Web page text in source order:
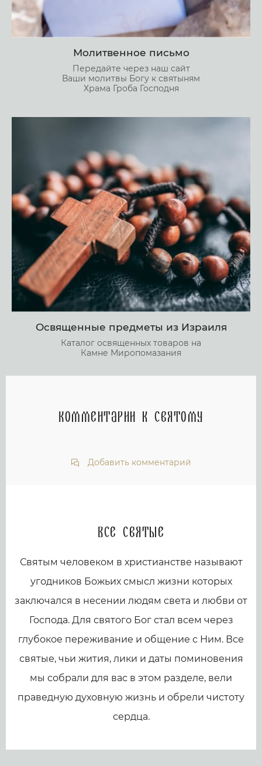
Молитвенное письмо
Передайте через наш сайт
Ваши молитвы Богу к святыням
Храма Гроба Господня
Освященные предметы из Израиля
Каталог освященных товаров на
Камне Миропомазания
Комментарии к святому
Добавить комментарий
Все святые
Святым человеком в христианстве называют
угодников Божьих смысл жизни которых
заключался в несении людям света и любви от
Господа. Для святого Бог стал всем через
глубокое переживание и общение с Ним. Все
святые, чьи жития, лики и даты поминовения
мы собрали для вас в этом разделе, вели
праведную духовную жизнь и обрели чистоту
сердца.